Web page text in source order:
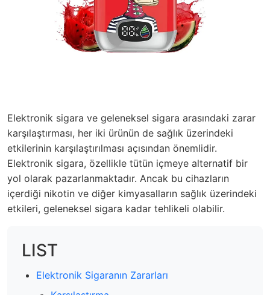
Elektronik sigara ve geleneksel sigara arasındaki zarar
karşılaştırması, her iki ürünün de sağlık üzerindeki
etkilerinin karşılaştırılması açısından önemlidir.
Elektronik sigara, özellikle tütün içmeye alternatif bir
yol olarak pazarlanmaktadır. Ancak bu cihazların
içerdiği nikotin ve diğer kimyasalların sağlık üzerindeki
etkileri, geleneksel sigara kadar tehlikeli olabilir.
LIST
Elektronik Sigaranın Zararları